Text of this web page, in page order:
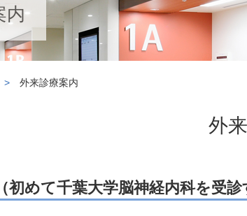
内
> 外来診療案内
外
初めて千葉大学脳神経内科を受